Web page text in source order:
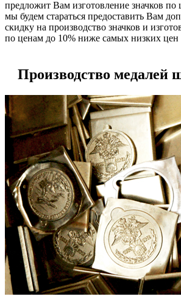
предложит Вам изготовление значков
мы будем стараться предоставить Вам
скидку на производство значков и
по ценам до 10% ниже самых низких цен
Производство медалей